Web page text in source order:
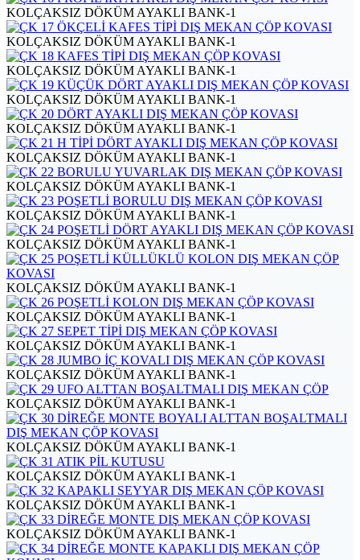
KOLÇAKSIZ DÖKÜM AYAKLI BANK-1
KOLÇAKSIZ DÖKÜM AYAKLI BANK-1
KOLÇAKSIZ DÖKÜM AYAKLI BANK-1
KOLÇAKSIZ DÖKÜM AYAKLI BANK-1
KOLÇAKSIZ DÖKÜM AYAKLI BANK-1
KOLÇAKSIZ DÖKÜM AYAKLI BANK-1
KOLÇAKSIZ DÖKÜM AYAKLI BANK-1
KOLÇAKSIZ DÖKÜM AYAKLI BANK-1
KOLÇAKSIZ DÖKÜM AYAKLI BANK-1
KOLÇAKSIZ DÖKÜM AYAKLI BANK-1
KOLÇAKSIZ DÖKÜM AYAKLI BANK-1
KOLÇAKSIZ DÖKÜM AYAKLI BANK-1
KOLÇAKSIZ DÖKÜM AYAKLI BANK-1
KOLÇAKSIZ DÖKÜM AYAKLI BANK-1
KOLÇAKSIZ DÖKÜM AYAKLI BANK-1
KOLÇAKSIZ DÖKÜM AYAKLI BANK-1
KOLÇAKSIZ DÖKÜM AYAKLI BANK-1
KOLÇAKSIZ DÖKÜM AYAKLI BANK-1